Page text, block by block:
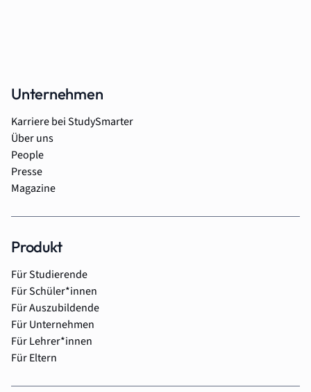
Unternehmen
Karriere bei StudySmarter
Über uns
People
Presse
Magazine
Produkt
Für Studierende
Für Schüler*innen
Für Auszubildende
Für Unternehmen
Für Lehrer*innen
Für Eltern